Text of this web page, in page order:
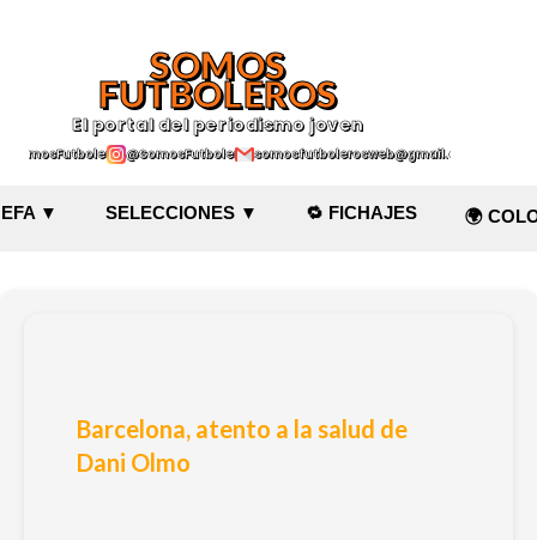
SOMOS
FUTBOLEROS
El portal del periodismo joven
@SomosFutbolerossomosfutbolerosweb@gmail.com
▼ SELECCIONES ▼ 🔁 FICHAJES 🌍
Barcelona, atento a la salud de
Dani Olmo